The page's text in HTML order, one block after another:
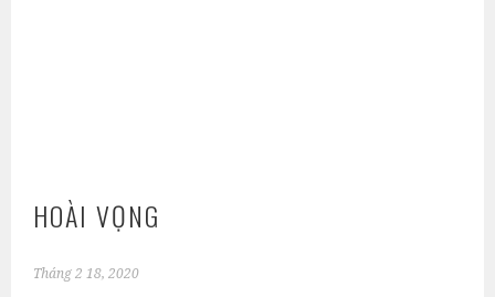
HOÀI VỌNG
Tháng 2 18, 2020